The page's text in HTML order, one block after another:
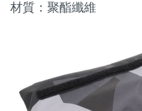
材質：聚酯纖維